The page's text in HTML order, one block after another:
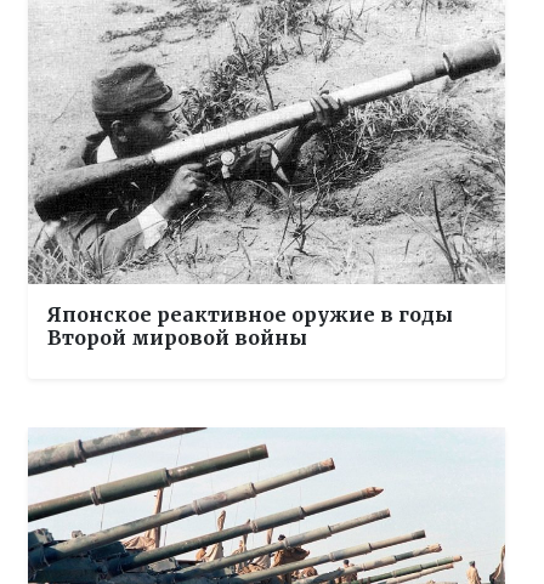
Японское реактивное оружие в годы
Второй мировой войны